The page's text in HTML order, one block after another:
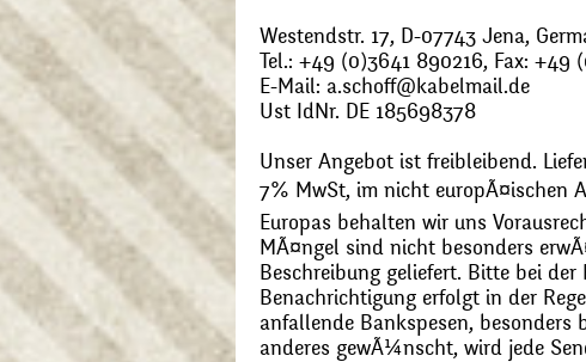
Westendstr. 17, D-07743 Jena,
Tel.: +49 (0)3641 890216, Fax: +49
E-Mail: a.schoff@kabelmail.de
Ust IdNr. DE 185698378
Unser Angebot ist freibleibend.
7% MwSt, im nicht europÃ¤ischen
Europas behalten wir uns
MÃ¤ngel sind nicht besonders
Beschreibung geliefert. Bitte bei
Benachrichtigung erfolgt in der
anfallende Bankspesen,
anderes gewÃ¼nscht, wird jede